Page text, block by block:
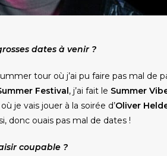
dates à venir ?
tour où j’ai pu faire pas mal de
Festival, j’ai fait le Summer
je vais jouer à la soirée d’Oliver
donc ouais pas mal de dates !
coupable ?